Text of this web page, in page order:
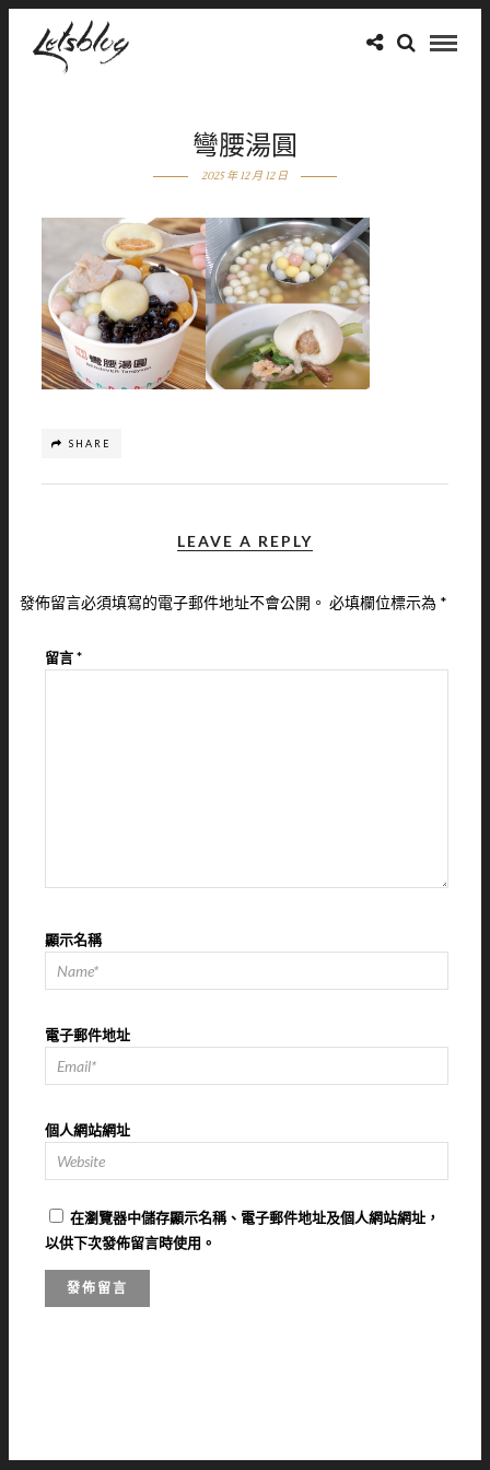
彎腰湯圓
2025 年 12 月 12 日
SHARE
LEAVE A REPLY
發佈留言必須填寫的電子郵件地址不會公開。 必填欄位標示為 *
留言*
顯示名稱
電子郵件地址
個人網站網址
在瀏覽器中儲存顯示名稱、電子郵件地址及個人網站網址，
以供下次發佈留言時使用。